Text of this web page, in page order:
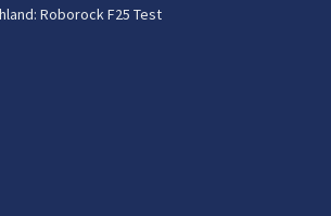
: Roborock F25 Test